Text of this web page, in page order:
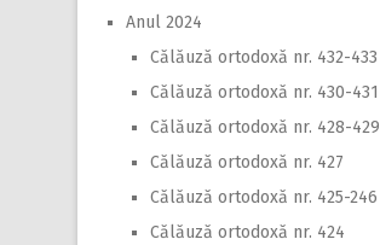
Anul 2024
Călăuză ortodoxă nr. 432-433
Călăuză ortodoxă nr. 430-431
Călăuză ortodoxă nr. 428-429
Călăuză ortodoxă nr. 427
Călăuză ortodoxă nr. 425-246
Călăuză ortodoxă nr. 424